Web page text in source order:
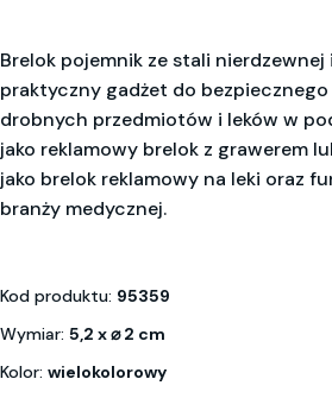
Brelok pojemnik ze stali
praktyczny gadżet do
drobnych przedmiotów i leków w
jako reklamowy brelok z grawerem
jako brelok reklamowy na leki oraz
branży medycznej.
Kod produktu: 95359
Wymiar: 5,2 x ⌀ 2 cm
Kolor: wielokolorowy